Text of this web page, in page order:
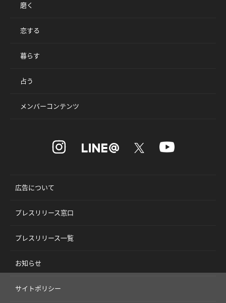
磨く
恋する
暮らす
占う
メンバーコンテンツ
広告について
プレスリリース窓口
プレスリリース一覧
お知らせ
サイトポリシー